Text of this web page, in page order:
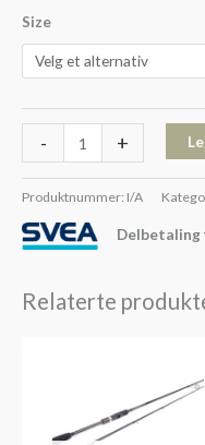
Size
- +
Produktnummer: I/A
Delbetaling
Relaterte
kr2,149